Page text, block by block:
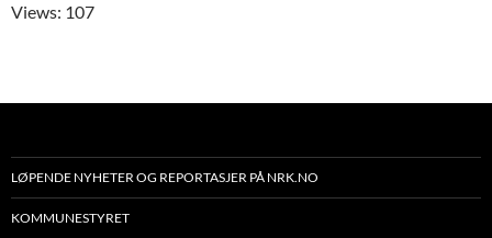
Views: 107
LØPENDE NYHETER OG REPORTASJER PÅ NRK.NO
KOMMUNESTYRET